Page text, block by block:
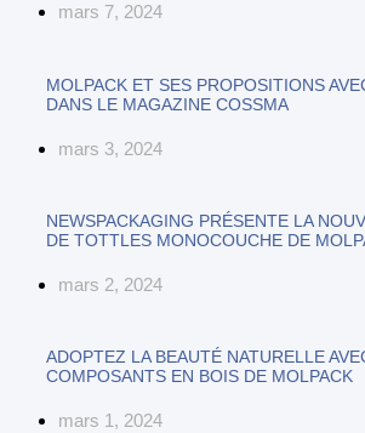
mars 7, 2024
MOLPACK ET SES PROPOSITIONS
DANS LE MAGAZINE COSSMA
mars 3, 2024
NEWSPACKAGING PRÉSENTE LA
DE TOTTLES MONOCOUCHE DE
mars 2, 2024
ADOPTEZ LA BEAUTÉ NATURELLE
COMPOSANTS EN BOIS DE MOLPACK
mars 1, 2024